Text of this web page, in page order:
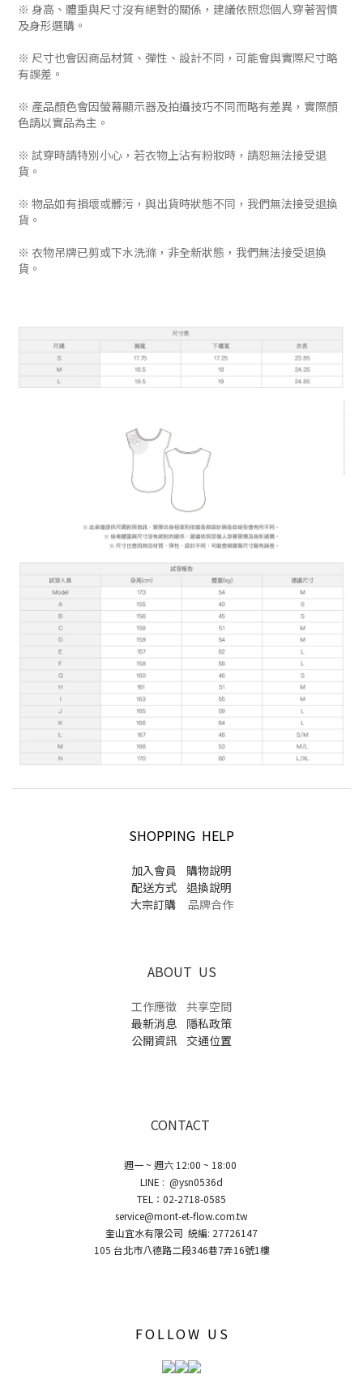
※ 身高、體重與尺寸沒有絕對的關係，建議依照您個人穿著習慣
及身形選購。
※ 尺寸也會因商品材質、彈性、設計不同，可能會與實際尺寸略
有誤差。
※ 產品顏色會因螢幕顯示器及拍攝技巧不同而略有差異，實際顏
色請以實品為主。
※ 試穿時請特別小心，若衣物上沾有粉妝時，請恕無法接受退
貨。
※ 物品如有損壞或髒污，與出貨時狀態不同，我們無法接受退換
貨。
※ 衣物吊牌已剪或下水洗滌，非全新狀態，我們無法接受退換
貨。
SHOPPING HELP
加入會員
購物說明
配送方式
退換說明
大宗訂購品牌合作
ABOUT US
工作應徵 共享空間
最新消息
隱私政策
公開資訊
交通位置
CONTACT
週一 ~ 週六 12:00 ~ 18:00
LINE : @ysn0536d
TEL：02-2718-0585
service@mont-et-flow.com.tw
奎山宜水有限公司 統編: 27726147
105 台北市八德路二段346巷7弄16號1樓
FOLLOW US